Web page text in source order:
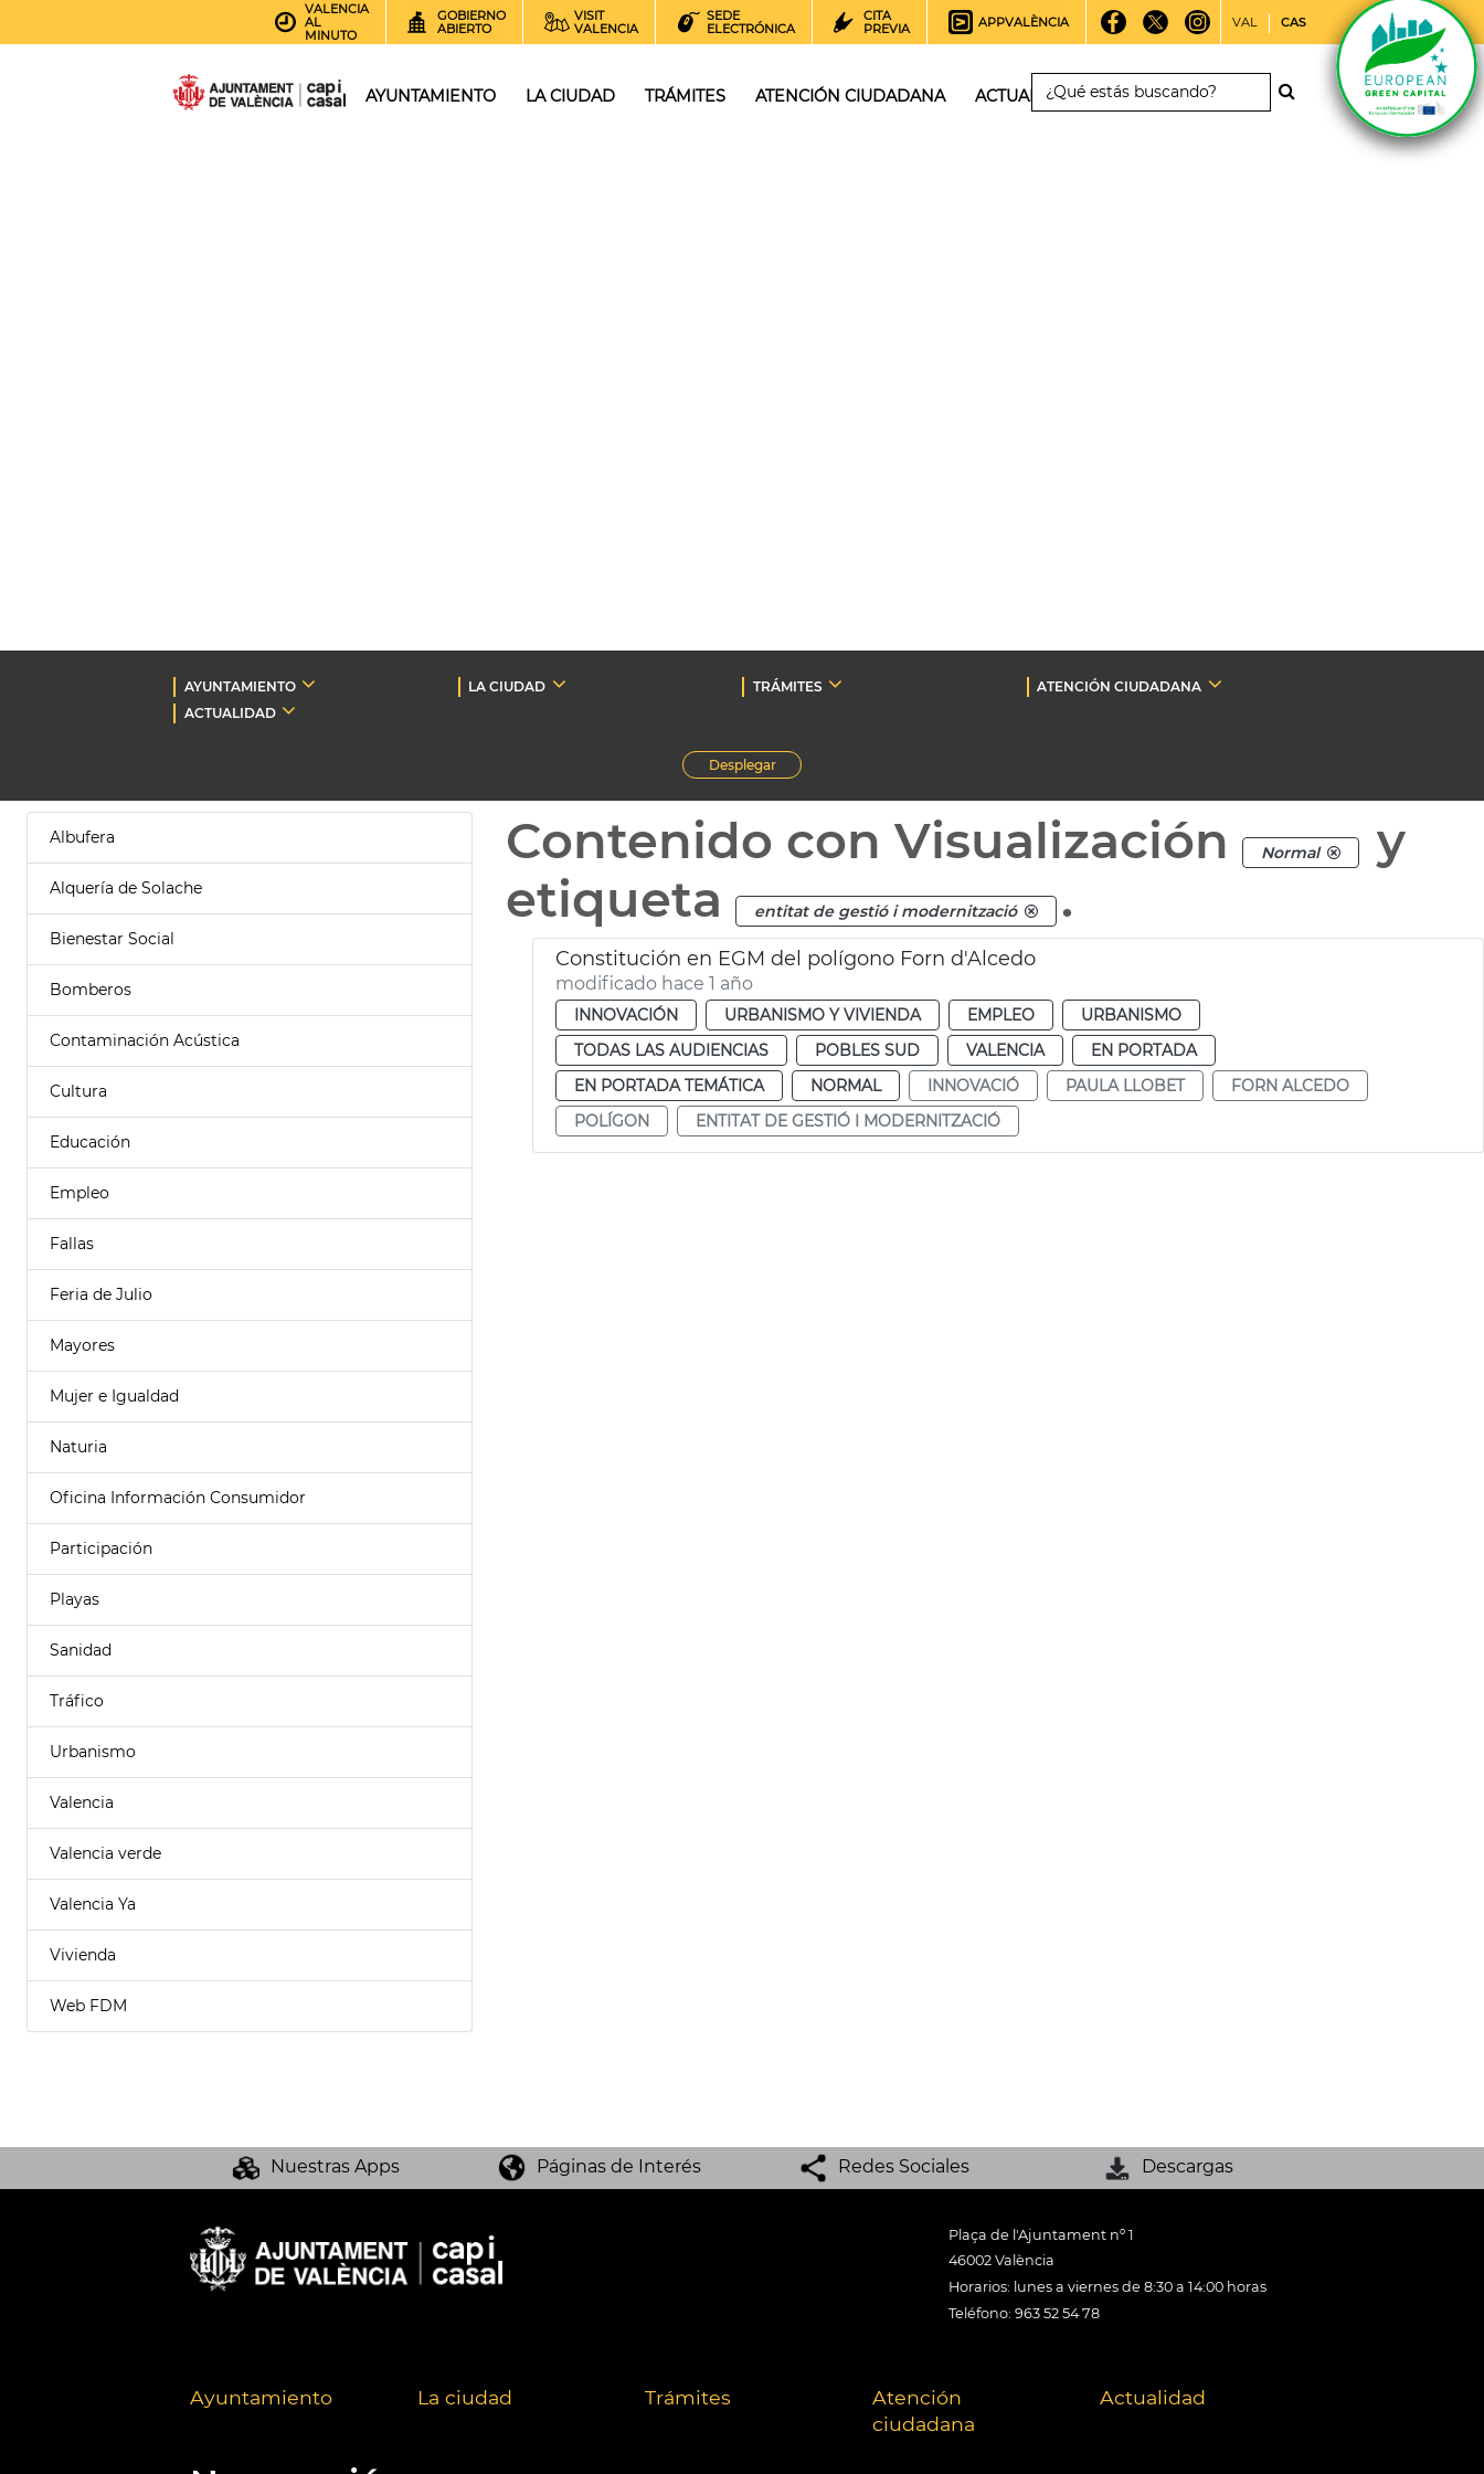
VALENCIA
AL
MINUTO
GOBIERNO
ABIERTO
VISIT
VALENCIA
SEDE
ELECTRÓNICA
CITA
PREVIA
APPVALÈNCIA VAL CAS
AYUNTAMIENTO LA CIUDAD TRÁMITES ATENCIÓN CIUDADANA ACTUALIDAD
AYUNTAMIENTO LA CIUDAD TRÁMITES
ATENCIÓN CIUDADANA
ACTUALIDAD
Desplegar
Albufera
Alquería de Solache
Bienestar Social
Bomberos
Contaminación Acústica
Cultura
Educación
Empleo
Fallas
Feria de Julio
Mayores
Mujer e Igualdad
Naturia
Oficina Información Consumidor
Participación
Playas
Sanidad
Tráfico
Urbanismo
Valencia
Valencia verde
Valencia Ya
Vivienda
Web FDM
Contenido con Visualización Normal
y
etiqueta
entitat de gestió i modernització .
Constitución en EGM del polígono Forn d'Alcedo
modificado hace 1 año
INNOVACIÓN URBANISMO Y VIVIENDA EMPLEO
URBANISMO
TODAS LAS AUDIENCIAS
POBLES SUD VALENCIA
EN PORTADA
EN PORTADA TEMÁTICA
NORMAL INNOVACIÓ PAULA LLOBET
FORN ALCEDO
POLÍGON
ENTITAT DE GESTIÓ I MODERNITZACIÓ
Nuestras Apps Páginas de Interés Redes Sociales Descargas
Plaça de l'Ajuntament nº 1
46002 València
Horarios: lunes a viernes de 8:30 a 14:00 horas
Teléfono: 963 52 54 78
Ayuntamiento La ciudad Trámites
Atención
ciudadana
Actualidad